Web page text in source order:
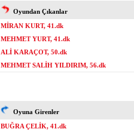
Oyundan Çıkanlar
MİRAN KURT, 41.dk
MEHMET YURT, 41.dk
ALİ KARAÇOT, 50.dk
MEHMET SALİH YILDIRIM, 56.dk
Oyuna Girenler
BUĞRA ÇELİK, 41.dk